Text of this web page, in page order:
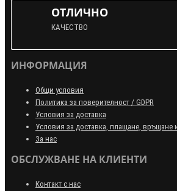
ОТЛИЧНО
КАЧЕСТВО
ИНФОРМАЦИЯ
Общи условия
Политика за поверителност / GDPR
Условия за доставка
Условия за доставка, плащане, връщане
За нас
ОБСЛУЖВАНЕ НА КЛИЕНТИ
Контакт с нас